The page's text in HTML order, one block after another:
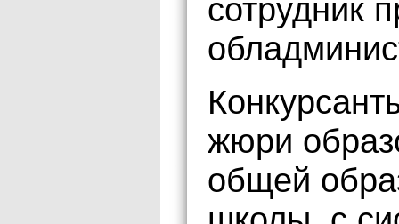
сотрудник
жюри
общей